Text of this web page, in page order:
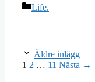
Kategorier
Life.
Äldre inlägg
Sida
1 Sida
2 … Sida
11 Nästa →